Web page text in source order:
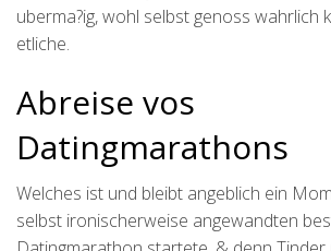
uberma?ig, wohl selbst genoss wahrlich
etliche.
Abreise vos
Datingmarathons
Welches ist und bleibt angeblich ein
selbst ironischerweise angewandten